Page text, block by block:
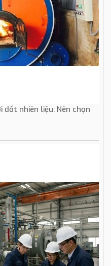
đốt nhiên liệu: Nên chọn